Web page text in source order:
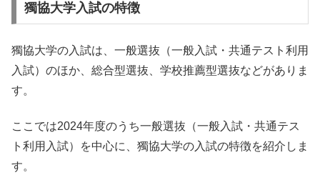
獨協大学入試の特徴
獨協大学の入試は、一般選抜（一般入試・共通テスト利用
入試）のほか、総合型選抜、学校推薦型選抜などがありま
す。
ここでは2024年度のうち一般選抜（一般入試・共通テス
ト利用入試）を中心に、獨協大学の入試の特徴を紹介しま
す。